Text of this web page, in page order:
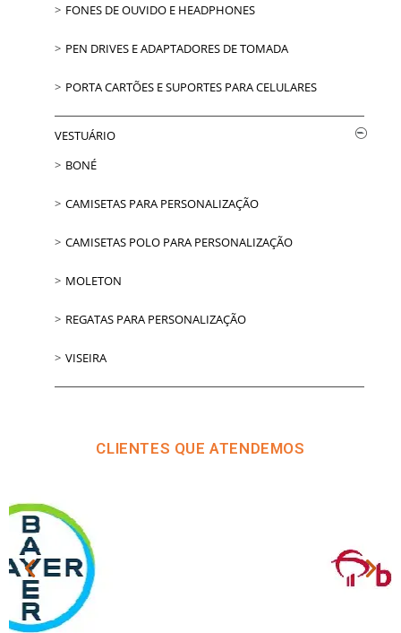
FONES DE OUVIDO E HEADPHONES
PEN DRIVES E ADAPTADORES DE TOMADA
PORTA CARTÕES E SUPORTES PARA CELULARES
VESTUÁRIO
BONÉ
CAMISETAS PARA PERSONALIZAÇÃO
CAMISETAS POLO PARA PERSONALIZAÇÃO
MOLETON
REGATAS PARA PERSONALIZAÇÃO
VISEIRA
CLIENTES QUE ATENDEMOS